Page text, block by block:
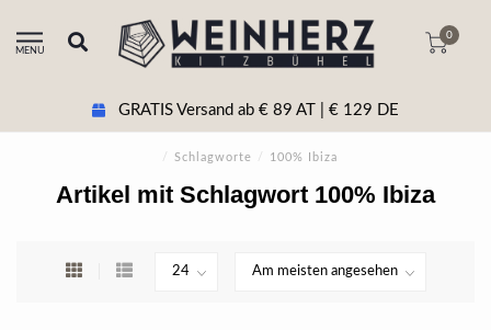
MENU
0
GRATIS Versand ab € 89 AT | € 129 DE
/ Schlagworte / 100% Ibiza
Artikel mit Schlagwort 100% Ibiza